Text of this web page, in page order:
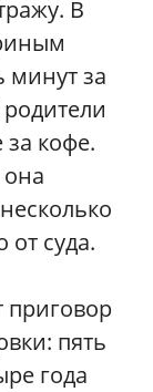
В
минут за
за кофе.
суда.
приговор
пять
года